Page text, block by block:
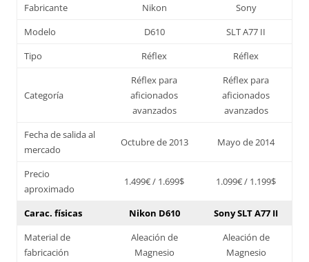
Fabricante Nikon
Sony
Modelo
D610
SLT A77 II
Tipo
Réflex Réflex
Categoría
Réflex para
aficionados
avanzados
Réflex para
aficionados
avanzados
Fecha de salida al
mercado
Octubre de 2013 Mayo de 2014
Precio
aproximado
1.499€ / 1.699$ 1.099€ / 1.199$
Carac. físicas Nikon D610
Sony SLT A77 II
Material de
fabricación
Aleación de
Magnesio
Aleación de
Magnesio